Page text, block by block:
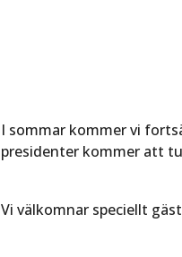
I sommar kommer vi
presidenter kommer att
Vi välkomnar speciellt